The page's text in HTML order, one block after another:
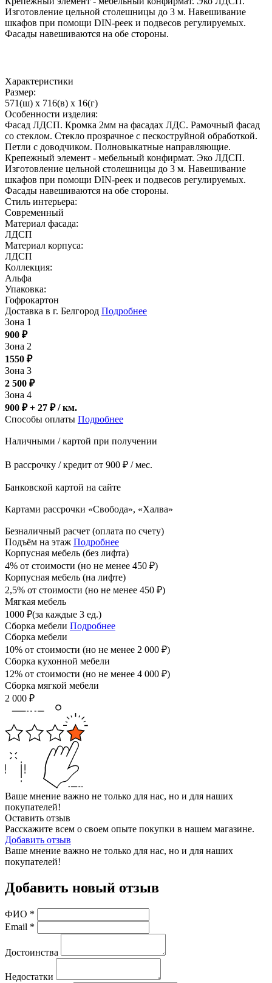
Изготовление цельной столешницы до 3 м. Навешивание
шкафов при помощи DIN-реек и подвесов регулируемых.
Фасады навешиваются на обе стороны.
Характеристики
Размер:
571(ш) x 716(в) x 16(г)
Особенности изделия:
Фасад ЛДСП. Кромка 2мм на фасадах ЛДС. Рамочный фасад
со стеклом. Стекло прозрачное с пескоструйной обработкой.
Петли с доводчиком. Полновыкатные направляющие.
Крепежный элемент - мебельный конфирмат. Эко ЛДСП.
Изготовление цельной столешницы до 3 м. Навешивание
шкафов при помощи DIN-реек и подвесов регулируемых.
Фасады навешиваются на обе стороны.
Стиль интерьера:
Современный
Материал фасада:
ЛДСП
Материал корпуса:
ЛДСП
Коллекция:
Альфа
Упаковка:
Гофрокартон
Доставка в г. Белгород Подробнее
Зона 1
900 ₽
Зона 2
1550 ₽
Зона 3
2 500 ₽
Зона 4
900 ₽ + 27 ₽/ км.
Способы оплаты Подробнее
Наличными / картой при получении
В рассрочку / кредит от 900 ₽ / мес.
Банковской картой на сайте
Картами рассрочки «Свобода», «Халва»
Безналичный расчет (оплата по счету)
Подъём на этаж Подробнее
Корпусная мебель (без лифта)
4% от стоимости (но не менее 450 ₽)
Корпусная мебель (на лифте)
2,5% от стоимости (но не менее 450 ₽)
Мягкая мебель
1000 ₽(за каждые 3 ед.)
Сборка мебели Подробнее
Сборка мебели
10% от стоимости (но не менее 2 000 ₽)
Сборка кухонной мебели
12% от стоимости (но не менее 4 000 ₽)
Сборка мягкой мебели
2 000 ₽
Ваше мнение важно не только для нас, но и для наших
покупателей!
Оставить отзыв
Расскажите всем о своем опыте покупки в нашем магазине.
Добавить отзыв
Ваше мнение важно не только для нас, но и для наших
покупателей!
Добавить новый отзыв
ФИО *
Email *
Достоинства
Недостатки